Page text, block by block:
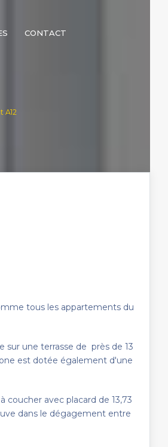
CONTACT
A12
tous les appartements du
sur une terrasse de près de 13
est dotée également d'une
avec placard de 13,73
dans le dégagement entre